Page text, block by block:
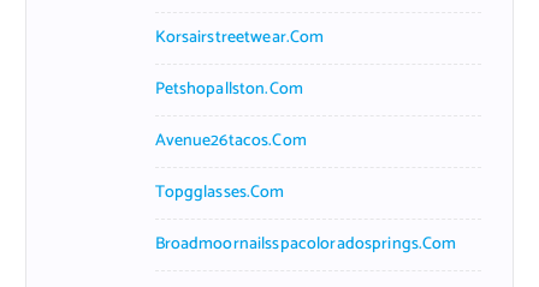
Korsairstreetwear.com
Petshopallston.com
Avenue26tacos.com
Topgglasses.com
Broadmoornailsspacoloradosprings.com